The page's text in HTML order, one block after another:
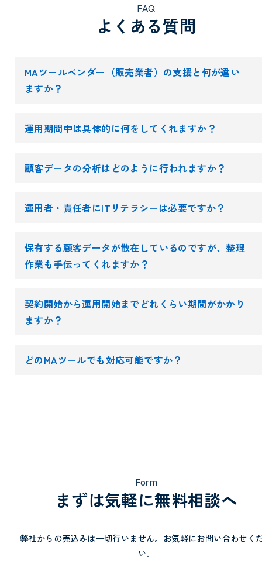
FAQ
よくある質問
MAツールベンダー（販売業者）の支援と何が違い
ますか？
運用期間中は具体的に何をしてくれますか？
顧客データの分析はどのように行われますか？
運用者・責任者にITリテラシーは必要ですか？
保有する顧客データが散在しているのですが、整理
作業も手伝ってくれますか？
契約開始から運用開始までどれくらい期間がかかり
ますか？
どのMAツールでも対応可能ですか？
Form
まずは気軽に無料相談へ
弊社からの売込みは一切行いません。お気軽にお問い合わせく
い。